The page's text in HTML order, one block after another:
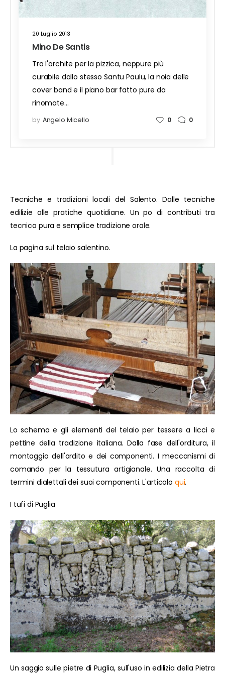
20 Luglio 2013
Mino De Santis
Tra l'orchite per la pizzica, neppure più
curabile dallo stesso Santu Paulu, la noia delle
cover band e il piano bar fatto pure da
rinomate…
by Angelo Micello 0 0
Tecniche e tradizioni locali del Salento. Dalle tecniche
edilizie alle pratiche quotidiane. Un po di contributi tra
tecnica pura e semplice tradizione orale.
La pagina sul telaio salentino.
Lo schema e gli elementi del telaio per tessere a licci e
pettine della tradizione italiana. Dalla fase dell'orditura, il
montaggio dell'ordito e dei componenti. I meccanismi di
comando per la tessutura artigianale. Una raccolta di
termini dialettali dei suoi componenti. L'articolo qui.
I tufi di Puglia
Un saggio sulle pietre di Puglia, sull'uso in edilizia della Pietra